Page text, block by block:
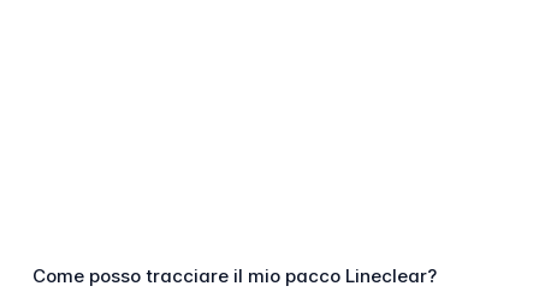
Come posso tracciare il mio pacco Lineclear?